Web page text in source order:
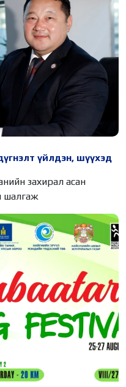
үйлдэн, шүүхэд
захирал асан
шалгаж